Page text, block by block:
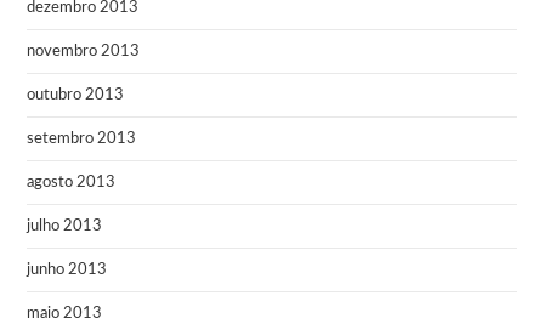
dezembro 2013
novembro 2013
outubro 2013
setembro 2013
agosto 2013
julho 2013
junho 2013
maio 2013